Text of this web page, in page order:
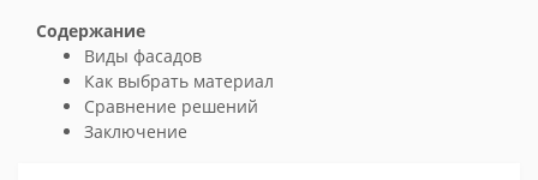
Содержание
Виды фасадов
Как выбрать материал
Сравнение решений
Заключение